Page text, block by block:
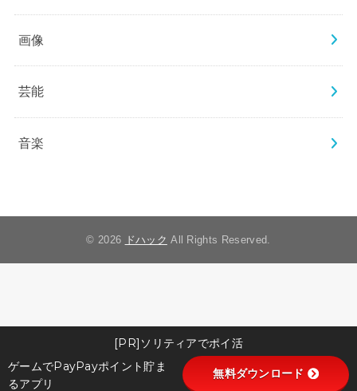
画像
芸能
音楽
© 2026 ドハック All Rights Reserved.
[PR]ソリティアでポイ活
ゲームでPayPayポイント貯ま
るアプリ
無料ダウンロード